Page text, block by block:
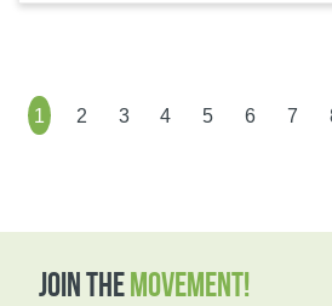
1 2 3 4 5 6 7
JOIN THEMOVEMENT!